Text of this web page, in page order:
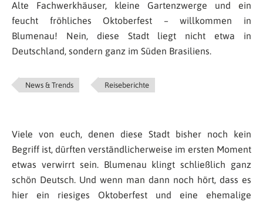
Alte Fachwerkhäuser, kleine Gartenzwerge und ein
feucht fröhliches Oktoberfest – willkommen in
Blumenau! Nein, diese Stadt liegt nicht etwa in
Deutschland, sondern ganz im Süden Brasiliens.
News & Trends Reiseberichte
Viele von euch, denen diese Stadt bisher noch kein
Begriff ist, dürften verständlicherweise im ersten Moment
etwas verwirrt sein. Blumenau klingt schließlich ganz
schön Deutsch. Und wenn man dann noch hört, dass es
hier ein riesiges Oktoberfest und eine ehemalige